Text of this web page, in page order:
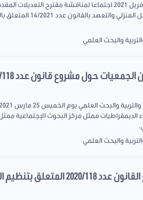
عقدت لجنة الشباب يوم الثلاثاء الموافق ل20 أفريل 2021
والاتحاد الوطني
والبحث العلمي
قانون عدد 2020/118 المتعلق بالعمل المنزلي
الديمقراطيات ممثل مركز البحوث الإجتماعية
والبحث العلمي
العمل المنزلي